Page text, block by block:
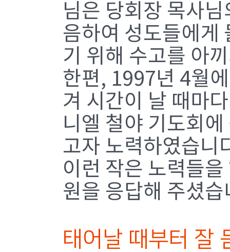
님은 당회장 목사
음하여 성도들에게
기 위해 수고를 아
한편, 1997년 4월
겨 시간이 날 때마
니엘 철야 기도회
고자 노력하였습니
이런 작은 노력들
원을 응답해 주셨습
태어날 때부터 잘